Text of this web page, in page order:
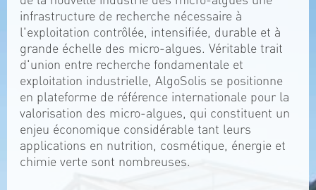
infrastructure de recherche nécessaire à
l'exploitation contrôlée, intensifiée, durable et à
grande échelle des micro-algues. Véritable trait
d'union entre recherche fondamentale et
exploitation industrielle, AlgoSolis se positionne
en plateforme de référence internationale pour la
valorisation des micro-algues, qui constituent un
enjeu économique considérable tant leurs
applications en nutrition, cosmétique, énergie et
chimie verte sont nombreuses.